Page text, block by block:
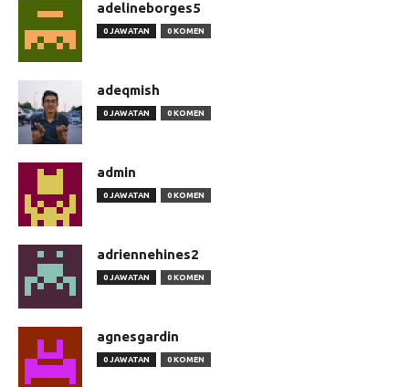
adelineborges5
0 JAWATAN 0 KOMEN
adeqmish
0 JAWATAN 0 KOMEN
admin
0 JAWATAN 0 KOMEN
adriennehines2
0 JAWATAN 0 KOMEN
agnesgardin
0 JAWATAN 0 KOMEN